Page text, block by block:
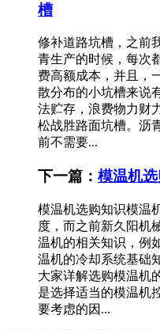
槽
修补道路坑槽，之前
青生产的时候，每次
费高额成本，并且，
散分布的小坑槽来说
法贮存，浪费物力财
松战胜路面坑槽。沥
前不需要...
下一篇： 模温机
模温机选购知识模温
度，而之前新久阳机
温机的相关知识，例
温机的冷却系统基础
大家详解选购模温机
是选择适当的模温机
要考虑的因...